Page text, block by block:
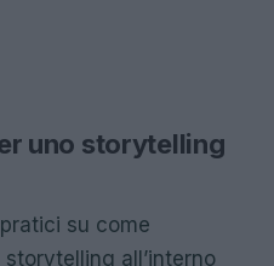
uno storytelling
su come
all’interno